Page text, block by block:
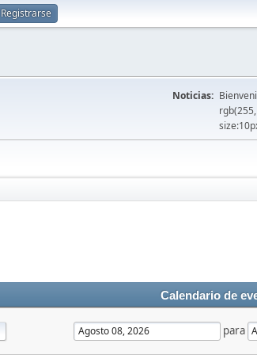
Registrarse
Noticias:
Calendario de
para